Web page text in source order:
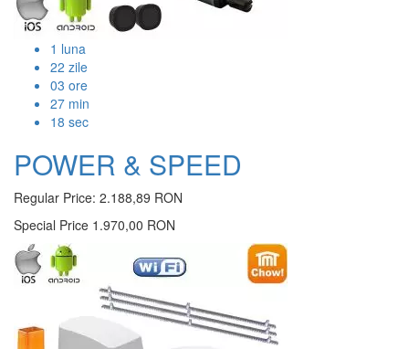
1 luna
22 zile
03 ore
27 min
17 sec
POWER & SPEED
Regular Price: 2.188,89 RON
Special Price 1.970,00 RON